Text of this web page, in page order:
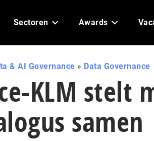
Sectoren Awards
& AI Governance » Data Governance
KLM stelt
samen